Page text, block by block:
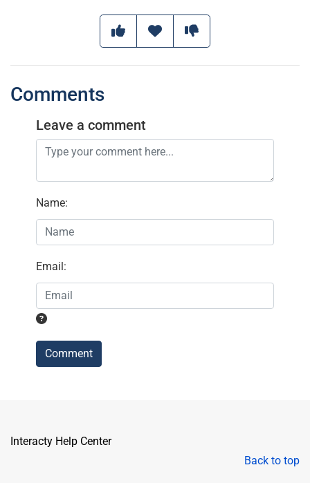
Comments
Leave a comment
Name:
Email:
Comment
Interacty Help Center
Back to top